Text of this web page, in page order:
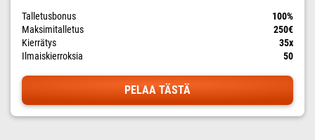
Talletusbonus
100%
Maksimitalletus
250€
Kierrätys
35x
Ilmaiskierroksia
50
PELAA TÄSTÄ